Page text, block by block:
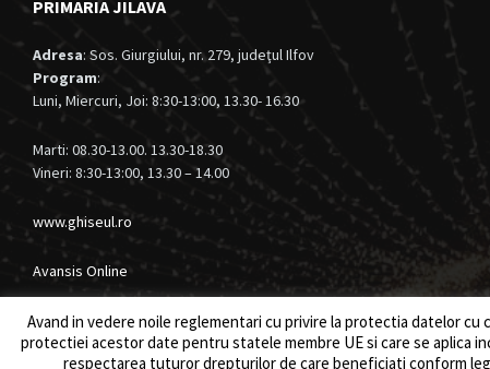
PRIMARIA JILAVA
Adresa: Sos. Giurgiului, nr. 279, judeţul Ilfov
Program:
Luni, Miercuri, Joi: 8:30-13:00, 13.30- 16.30
Marti: 08.30-13.00. 13.30-18.30
Vineri: 8:30-13:00, 13.30 – 14.00
www.ghiseul.ro
Avansis Online
Avand in vedere noile reglementari cu privire la protectia datelor
protectiei acestor date pentru statele membre UE si care se aplica
respectarea tuturor drepturilor de care beneficiati conform